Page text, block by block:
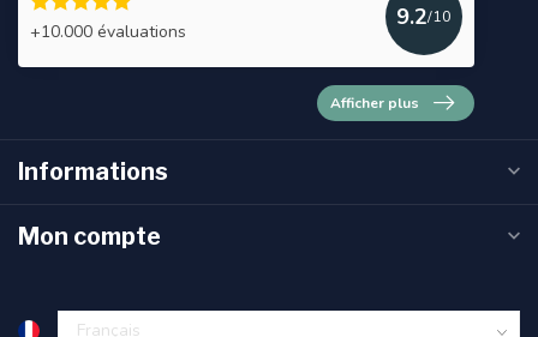
+10.000 évaluations
9.2/10
Afficher plus
Informations
Mon compte